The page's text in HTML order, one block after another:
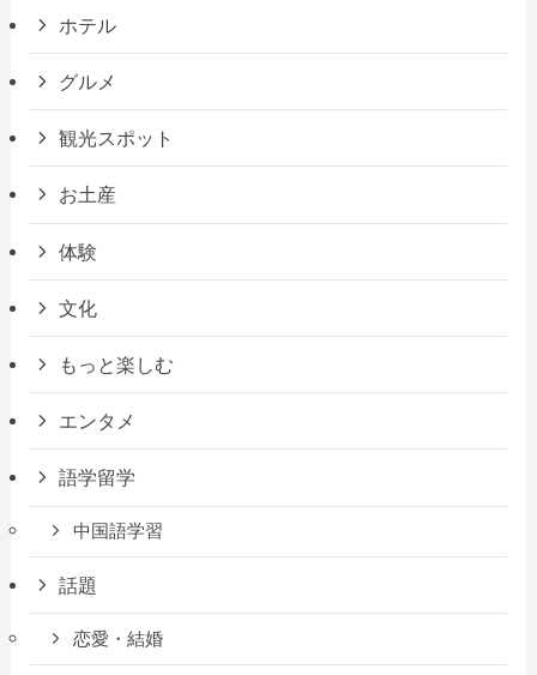
ホテル
グルメ
観光スポット
お土産
体験
文化
もっと楽しむ
エンタメ
語学留学
中国語学習
話題
恋愛・結婚